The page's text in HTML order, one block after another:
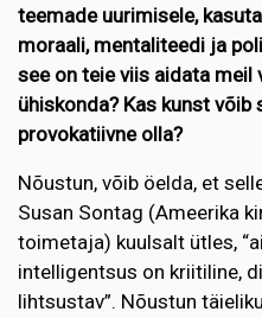
teemade uurimisele,
moraali, mentaliteedi ja
see on teie viis aidata meil
ühiskonda? Kas kunst
provokatiivne olla?
Nõustun, võib öelda, et
Susan Sontag (Ameerika
toimetaja) kuulsalt ütles,
intelligentsus on kriitiline,
lihtsustav”. Nõustun